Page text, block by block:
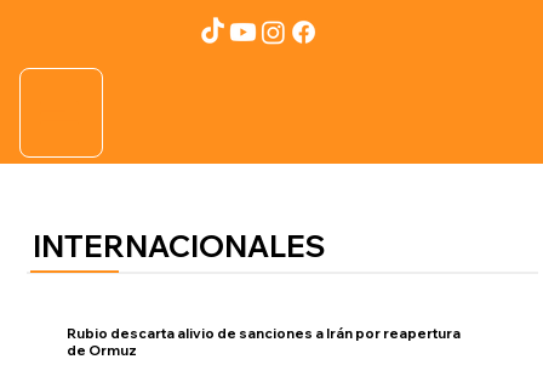
INTERNACIONALES
Rubio descarta alivio de sanciones a Irán por reapertura
de Ormuz